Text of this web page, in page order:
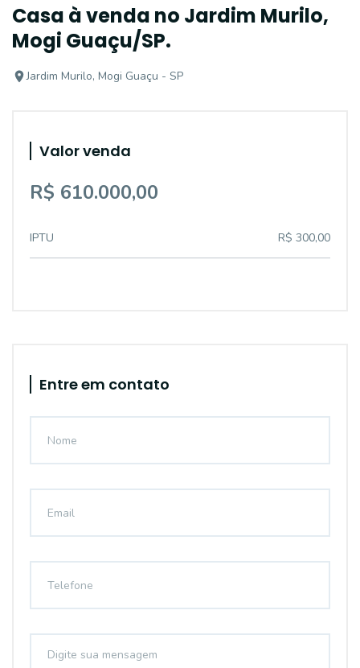
Casa à venda no Jardim Murilo,
Mogi Guaçu/SP.
Jardim Murilo, Mogi Guaçu - SP
Valor venda
R$ 610.000,00
IPTU R$ 300,00
Entre em contato